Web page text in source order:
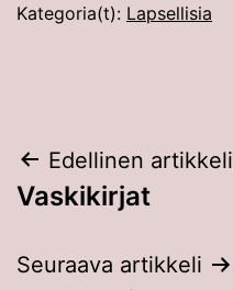
Kategoria(t): Lapsellisia
Artikkelien
selaus
Edellinen artikkeli
Vaskikirjat
Seuraava artikkeli